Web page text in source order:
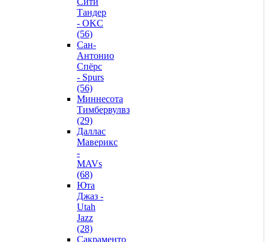
Тандер
- OKC
(56)
Сан-
Антонио
Спёрс
- Spurs
(56)
Миннесота
Тимбервулвз
(29)
Даллас
Маверикс
-
MAVs
(68)
Юта
Джаз -
Utah
Jazz
(28)
Сакраменто